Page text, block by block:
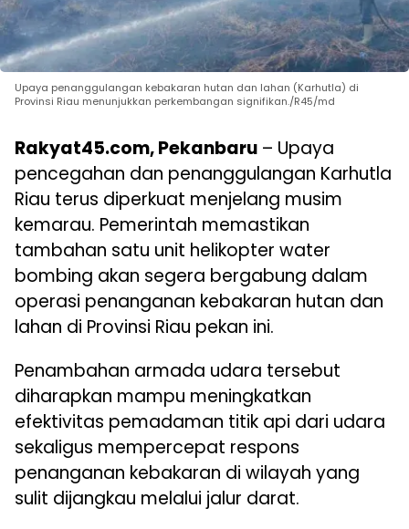
Upaya penanggulangan kebakaran hutan dan lahan (Karhutla) di
Provinsi Riau menunjukkan perkembangan signifikan./R45/md
Rakyat45.com, Pekanbaru – Upaya
pencegahan dan penanggulangan Karhutla
Riau terus diperkuat menjelang musim
kemarau. Pemerintah memastikan
tambahan satu unit helikopter water
bombing akan segera bergabung dalam
operasi penanganan kebakaran hutan dan
lahan di Provinsi Riau pekan ini.
Penambahan armada udara tersebut
diharapkan mampu meningkatkan
efektivitas pemadaman titik api dari udara
sekaligus mempercepat respons
penanganan kebakaran di wilayah yang
sulit dijangkau melalui jalur darat.